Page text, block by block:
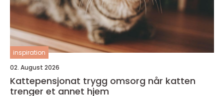
inspiration
02. August 2026
Kattepensjonat trygg omsorg når katten
trenger et annet hjem